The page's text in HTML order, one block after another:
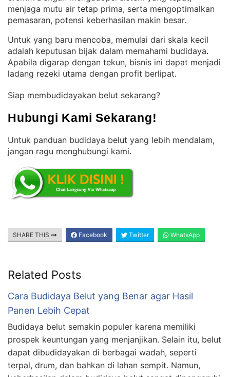
menjaga mutu air tetap prima, serta mengoptimalkan
pemasaran, potensi keberhasilan makin besar.
Untuk yang baru mencoba, memulai dari skala kecil
adalah keputusan bijak dalam memahami budidaya
Apabila digarap dengan tekun, bisnis ini dapat menjadi
ladang rezeki utama dengan profit berlipat.
Siap membudidayakan belut sekarang?
Hubungi Kami Sekarang!
Untuk panduan budidaya belut yang lebih mendalam,
jangan ragu menghubungi kami.
SHARE THIS Facebook Twitter WhatsApp
Related Posts
Cara Budidaya Belut yang Benar agar Hasil
Panen Lebih Cepat
Budidaya belut semakin populer karena memiliki
prospek keuntungan yang menjanjikan. Selain itu, belut
dapat dibudidayakan di berbagai wadah, seperti
terpal, drum, dan bahkan di lahan sempit. Namun,